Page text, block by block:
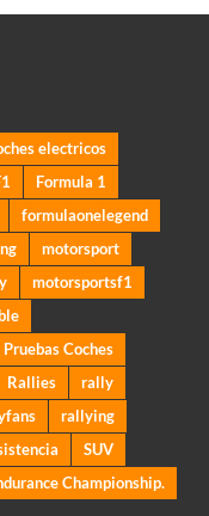
electricos
Formula 1
formulaonelegend
motorsport
motorsportsf1
Pruebas Coches
Rallies
rally
rallying
SUV
Championship.